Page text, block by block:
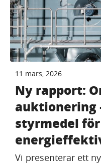
11 mars, 2026
Ny rapport:
auktionering
styrmedel för
Vi presenterar ett